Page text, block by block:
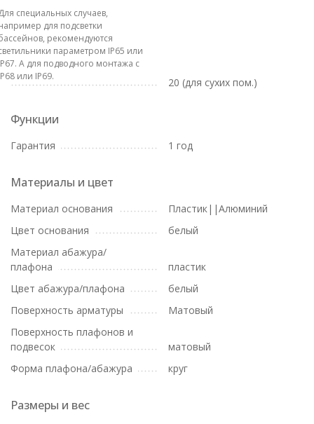
специальных случаев,
для подсветки
рекомендуются
параметром IP65 или
А для подводного монтажа с
или IP69.
20 (для сухих пом.)
Функции
Гарантия 1 год
Материалы и цвет
Материал основания
Пластик||Алюминий
Цвет основания
белый
Материал абажура/
плафона
пластик
Цвет абажура/плафона
белый
Поверхность арматуры
Матовый
Поверхность плафонов и
подвесок
матовый
Форма плафона/абажура
круг
Размеры и вес